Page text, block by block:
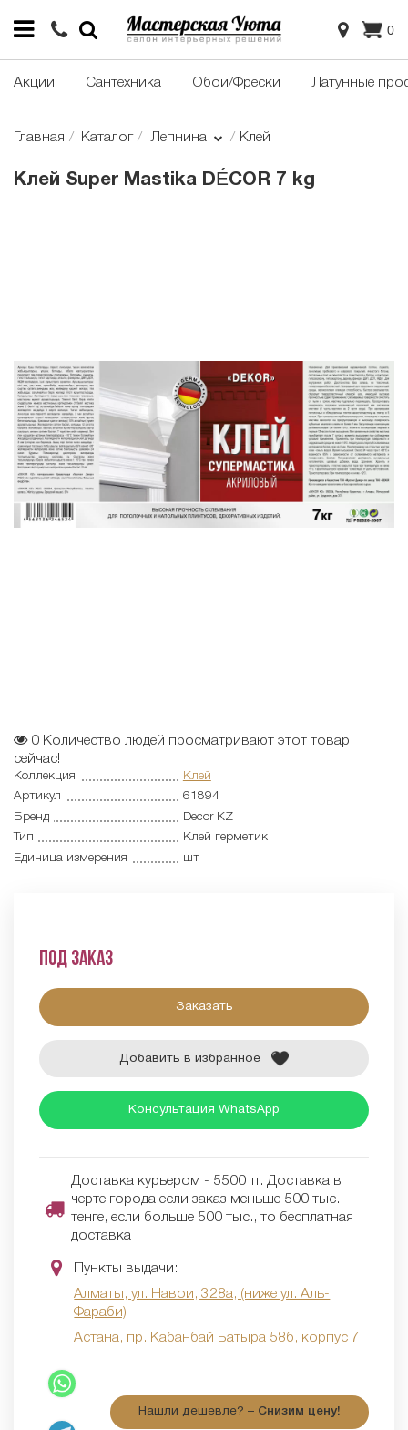
0
Акции Сантехника Обои/Фрески Латунные
Главная Каталог Лепнина Клей
Клей Super Mastika DÉCOR 7 kg
0 Количество людей просматривают этот товар
сейчас!
Коллекция
Клей
Артикул
61894
Бренд
Decor KZ
Тип
Клей герметик
Единица измерения
шт
Под заказ
Заказать
Добавить в избранное
Консультация WhatsApp
Доставка курьером - 5500 тг. Доставка в
черте города если заказ меньше 500 тыс.
тенге, если больше 500 тыс., то бесплатная
доставка
Пункты выдачи:
Алматы, ул. Навои, 328а, (ниже ул. Аль-
Фараби)
Астана, пр. Кабанбай Батыра 58б, корпус 7
Нашли дешевле? – Снизим цену!